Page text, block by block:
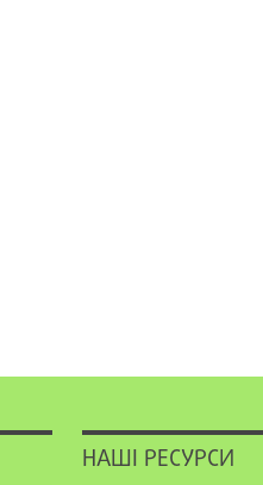
НАШІ РЕСУРСИ